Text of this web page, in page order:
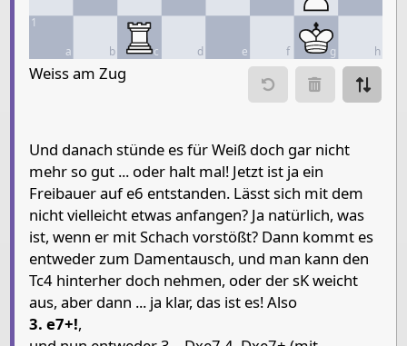
a b c d e f g h
1
Move piece
Chessboard as table
a b c d e
8
7
6Pawn Black Pawn Black Pawn White
5
4
Weiss am Zug
Und danach stünde es für Weiß doch gar nicht
mehr so gut ... oder halt mal! Jetzt ist ja ein
Freibauer auf e6 entstanden. Lässt sich mit dem
nicht vielleicht etwas anfangen? Ja natürlich, was
ist, wenn er mit Schach vorstößt? Dann kommt es
entweder zum Damentausch, und man kann den
Tc4 hinterher doch nehmen, oder der sK weicht
aus, aber dann ... ja klar, das ist es! Also
3. e7+!,